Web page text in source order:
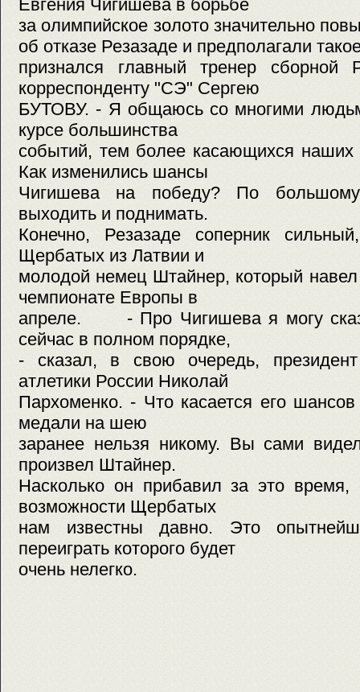
Евгения Чигишева в борьбе
за олимпийское золото значительно
об отказе Резазаде и предполагали
признался главный тренер сборной
корреспонденту "СЭ" Сергею
БУТОВУ. - Я общаюсь со многими
курсе большинства
событий, тем более касающихся наших
Как изменились шансы
Чигишева на победу? По
выходить и поднимать.
Конечно, Резазаде соперник
Щербатых из Латвии и
молодой немец Штайнер, который
чемпионате Европы в
апреле. - Про Чигишева я могу
сейчас в полном порядке,
- сказал, в свою очередь,
атлетики России Николай
Пархоменко. - Что касается его
медали на шею
заранее нельзя никому. Вы сами
произвел Штайнер.
Насколько он прибавил за это
возможности Щербатых
нам известны давно. Это
переиграть которого будет
очень нелегко.